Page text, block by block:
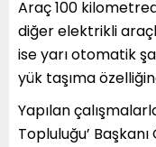
Araç 100
diğer elektrikli
ise yarı otomatik
yük taşıma
Yapılan
Topluluğu’ Başkanı